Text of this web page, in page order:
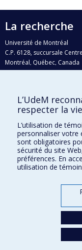
La recherche
Université de Montréal
C.P. 6128, succursale
Montréal, Québec, Canada
H3C 3J7
Qui fait quoi?
Nous trouver
Plan du site
Accessibilité
L’UdeM
respecter la
L’utilisation de
personnaliser votre
sont obligatoires
sécurité du site
préférences. En
utilisation de